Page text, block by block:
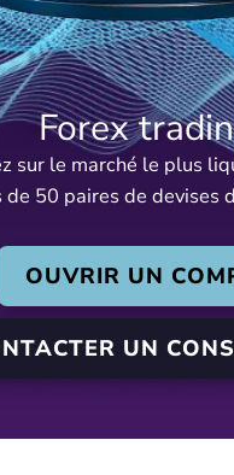
Forex
sur le marché le plus
de 50 paires de devises
OUVRIR UN
UN